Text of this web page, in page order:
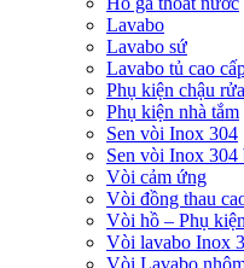
Lavabo
Lavabo sứ
Lavabo tủ cao
Phụ kiện chậu rửa
Phụ kiện nhà tắm
Sen vòi Inox 304
Sen vòi Inox 304
Vòi cảm ứng
Vòi đồng thau
Vòi hồ – Phụ
Vòi lavabo Inox